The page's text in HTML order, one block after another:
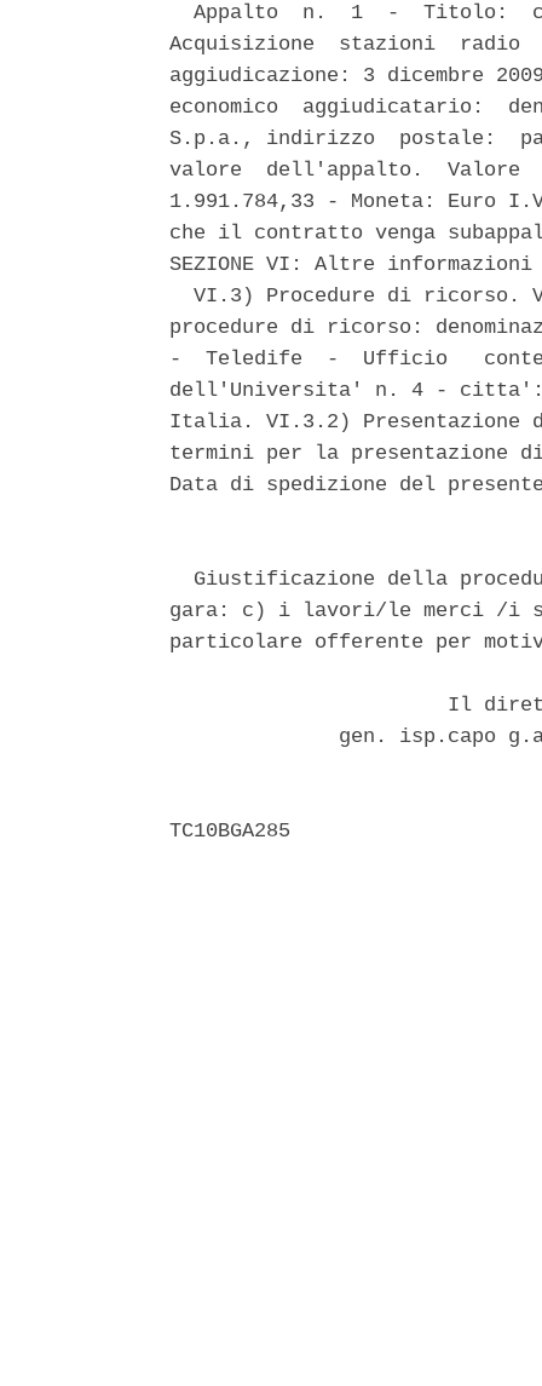
Appalto  n.  1  -  Titolo:
Acquisizione  stazioni  radio
aggiudicazione: 3 dicembre
economico  aggiudicatario:
S.p.a., indirizzo  postale:
valore  dell'appalto.
1.991.784,33 - Moneta: Euro
che il contratto venga
SEZIONE VI: Altre
VI.3) Procedure di ricorso.
procedure di ricorso:
-  Teledife  -  Ufficio
dell'Universita' n. 4 - citta':
Italia. VI.3.2)
termini per la
Data di spedizione del
Giustificazione della
gara: c) i lavori/le merci /i
particolare offerente per
Il
gen. isp.capo